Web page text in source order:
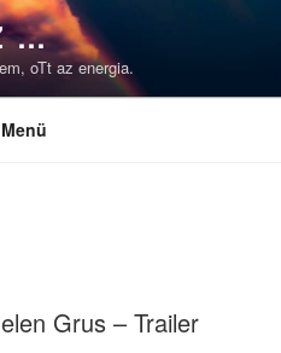
…
oTt az energia.
Menü
Grus – Trailer